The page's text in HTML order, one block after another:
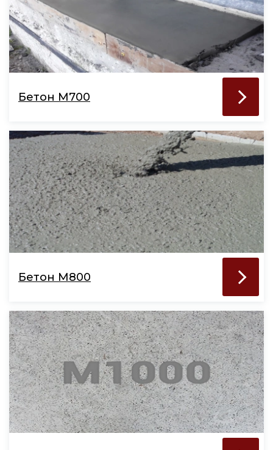
Бетон М700
Бетон М800